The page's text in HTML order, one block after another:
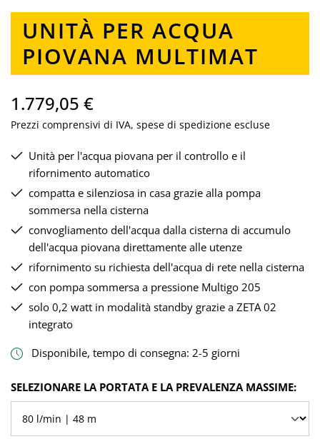
UNITÀ PER ACQUA
PIOVANA MULTIMAT
1.779,05 €
Prezzi comprensivi di IVA, spese di spedizione escluse
Unità per l'acqua piovana per il controllo e il
rifornimento automatico
compatta e silenziosa in casa grazie alla pompa
sommersa nella cisterna
convogliamento dell'acqua dalla cisterna di accumulo
dell'acqua piovana direttamente alle utenze
rifornimento su richiesta dell'acqua di rete nella cisterna
con pompa sommersa a pressione Multigo 205
solo 0,2 watt in modalità standby grazie a ZETA 02
integrato
Disponibile, tempo di consegna: 2-5 giorni
SELEZIONA
SELEZIONARE LA PORTATA E LA PREVALENZA MASSIME: